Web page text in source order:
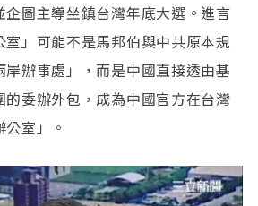
企圖主導坐鎮台灣年底大選。進言
」可能不是馬邦伯與中共原本規
辦事處」，而是中國直接透由基
的委辦外包，成為中國官方在台灣
室」。